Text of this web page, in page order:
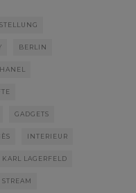
BERLIN
GADGETS
INTERIEUR
KARL LAGERFELD